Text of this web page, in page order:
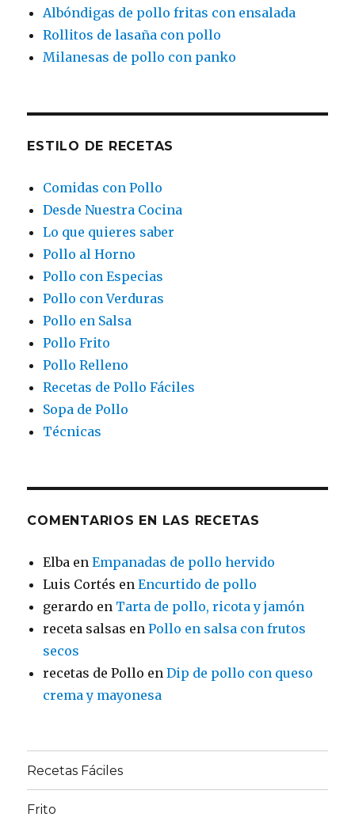
Albóndigas de pollo fritas con ensalada
Rollitos de lasaña con pollo
Milanesas de pollo con panko
ESTILO DE RECETAS
Comidas con Pollo
Desde Nuestra Cocina
Lo que quieres saber
Pollo al Horno
Pollo con Especias
Pollo con Verduras
Pollo en Salsa
Pollo Frito
Pollo Relleno
Recetas de Pollo Fáciles
Sopa de Pollo
Técnicas
COMENTARIOS EN LAS RECETAS
Elba enEmpanadas de pollo hervido
Luis Cortés enEncurtido de pollo
gerardo en Tarta de pollo, ricota y jamón
receta salsas enPollo en salsa con frutos
secos
recetas de Pollo enDip de pollo con queso
crema y mayonesa
Recetas Fáciles
Frito